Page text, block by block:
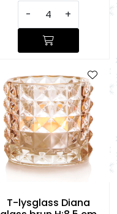
- +
T-lysglass Diana